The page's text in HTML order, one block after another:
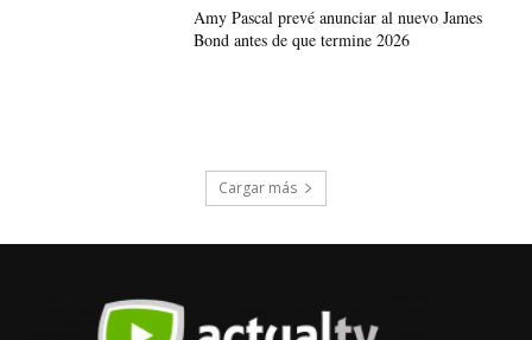
Amy Pascal prevé anunciar al nuevo James
Bond antes de que termine 2026
Cargar más